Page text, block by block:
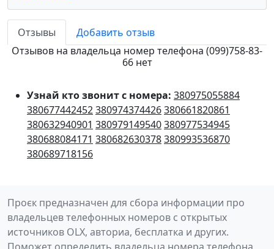
Отзывы
Добавить отзыв
Отзывов на владельца номер телефона (099)758-83-
66 нет
Узнай кто звонит с номера: 380975055884
380677442452380974374426380661820861
380632940901 380979149540380977534945
380688084171 380682630378380993536870
380689718156
Проєк предназначен для сбора информации про
владельцев телефонных номеров с открытых
источников OLX, авториа, бесплатка и других.